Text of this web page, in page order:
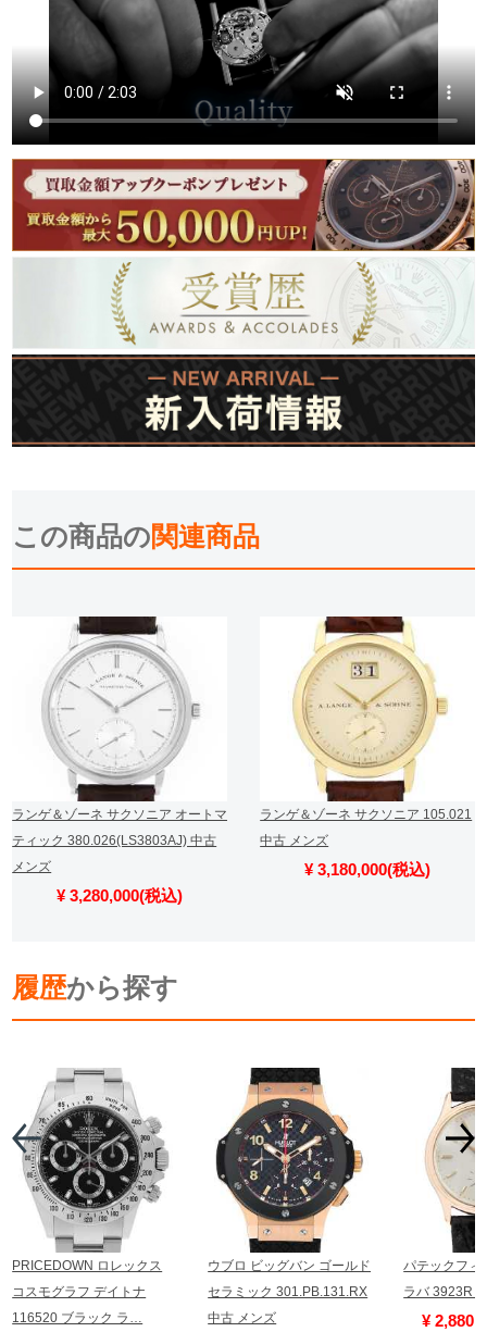
この商品の関連商品
ランゲ＆ゾーネ サクソニア オートマ
ティック 380.026(LS3803AJ) 中古
メンズ
¥ 3,280,000(税込)
ランゲ＆ゾーネ サクソニア 105.021
中古 メンズ
¥ 3,180,000(税込)
履歴から探す
PRICEDOWN ロレックス
コスモグラフ デイトナ
116520 ブラック ラ…
ウブロ ビッグバン ゴールド
セラミック 301.PB.131.RX
中古 メンズ
パテックフィ
ラバ 3923R
¥